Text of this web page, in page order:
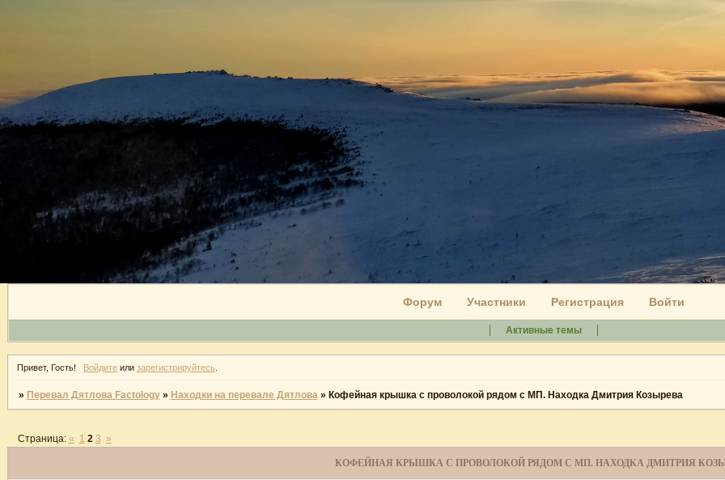
Форум Участники Регистрация Войти
Активные темы
Привет, Гость! Войдитеили зарегистрируйтесь.
» Перевал Дятлова Factology » Находки на перевале Дятлова » Кофейная крышка с проволокой рядом с МП. Находка Дмитрия Козырева
КОФЕЙНАЯ КРЫШКА С ПРОВОЛОКОЙ РЯДОМ С МП. НАХОДКА ДМИТРИЯ
Страница: « 1 2 3 »